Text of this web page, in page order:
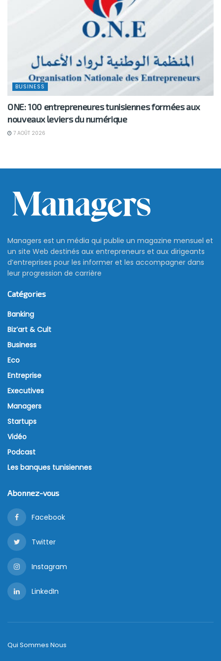
BUSINESS
ONE: 100 entrepreneures tunisiennes formées aux
nouveaux leviers du numérique
7 AOÛT 2026
Managers est un média qui publie un magazine mensuel et
un site Web destinés aux entrepreneurs et aux dirigeants
d’entreprises pour les informer et les accompagner dans
leur progression de carrière
Catégories
Banking
Biz’art & Cult
Business
Eco
Entreprise
Executives
Managers
Startups
Vidéo
Podcast
Les banques tunisiennes
Abonnez-vous
Facebook
Twitter
Instagram
LinkedIn
Qui Sommes Nous